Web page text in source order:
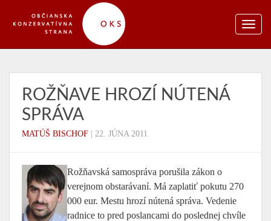
ROŽŇAVE HROZÍ NÚTENÁ
SPRÁVA
MATÚŠ BISCHOF 22. JÚNA 2011
Rožňavská samospráva porušila zákon o
verejnom obstarávaní. Má zaplatiť pokutu 270
000 eur. Mestu hrozí nútená správa. Vedenie
radnice to pred poslancami do poslednej chvíle